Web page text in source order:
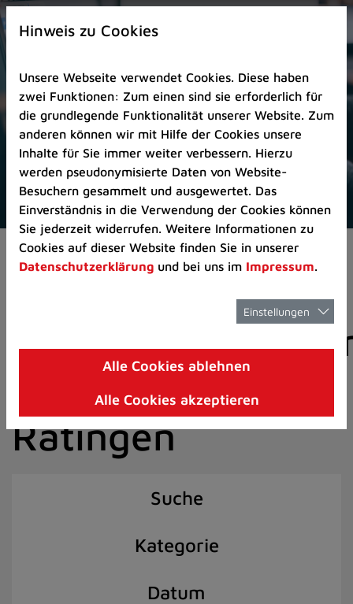
Zur
Startseite
Zum
Seitenanfang
springen
(Schnelltaste
A)
Zur
Navigation/Menü
springen
(Schnelltaste
M)
Zur
8)
I)
Aktuelles Pressemitteilungen
der Stadt
Ratingen
Suche
Kategorie
Datum
Hinweis zu Cookies
Unsere Webseite verwendet Cookies. Diese haben
zwei Funktionen: Zum einen sind sie erforderlich für
die grundlegende Funktionalität unserer Website. Zum
anderen können wir mit Hilfe der Cookies unsere
Inhalte für Sie immer weiter verbessern. Hierzu
werden pseudonymisierte Daten von Website-
Besuchern gesammelt und ausgewertet. Das
Einverständnis in die Verwendung der Cookies können
Sie jederzeit widerrufen. Weitere Informationen zu
Cookies auf dieser Website finden Sie in unserer
Datenschutzerklärung und bei uns im Impressum.
Einstellungen
Alle Cookies ablehnen
Alle Cookies akzeptieren